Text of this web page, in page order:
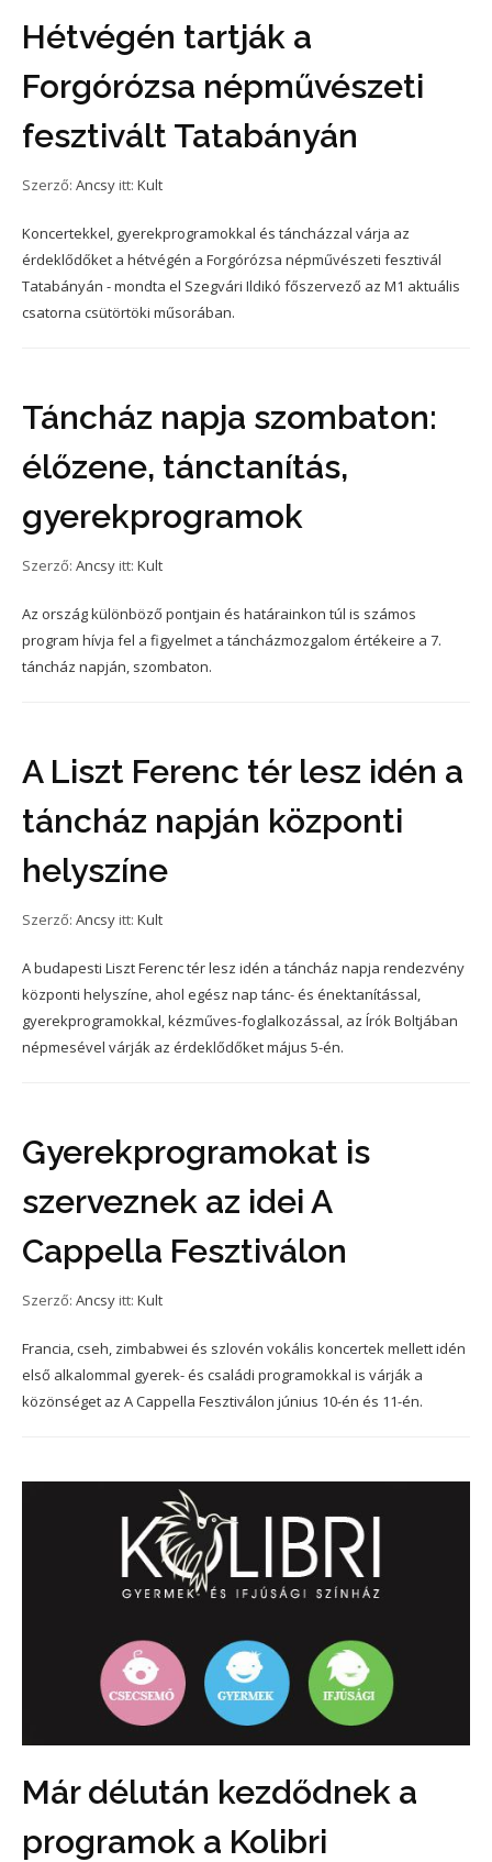
Hétvégén tartják a
Forgórózsa népművészeti
fesztivált Tatabányán
Szerző: Ancsy itt: Kult
Koncertekkel, gyerekprogramokkal és táncházzal várja az
érdeklődőket a hétvégén a Forgórózsa népművészeti fesztivál
Tatabányán - mondta el Szegvári Ildikó főszervező az M1 aktuális
csatorna csütörtöki műsorában.
Táncház napja szombaton:
élőzene, tánctanítás,
gyerekprogramok
Szerző: Ancsy itt: Kult
Az ország különböző pontjain és határainkon túl is számos
program hívja fel a figyelmet a táncházmozgalom értékeire a 7.
táncház napján, szombaton.
A Liszt Ferenc tér lesz idén a
táncház napján központi
helyszíne
Szerző: Ancsy itt: Kult
A budapesti Liszt Ferenc tér lesz idén a táncház napja rendezvény
központi helyszíne, ahol egész nap tánc- és énektanítással,
gyerekprogramokkal, kézműves-foglalkozással, az Írók Boltjában
népmesével várják az érdeklődőket május 5-én.
Gyerekprogramokat is
szerveznek az idei A
Cappella Fesztiválon
Szerző: Ancsy itt: Kult
Francia, cseh, zimbabwei és szlovén vokális koncertek mellett idén
első alkalommal gyerek- és családi programokkal is várják a
közönséget az A Cappella Fesztiválon június 10-én és 11-én.
Már délután kezdődnek a
programok a Kolibri